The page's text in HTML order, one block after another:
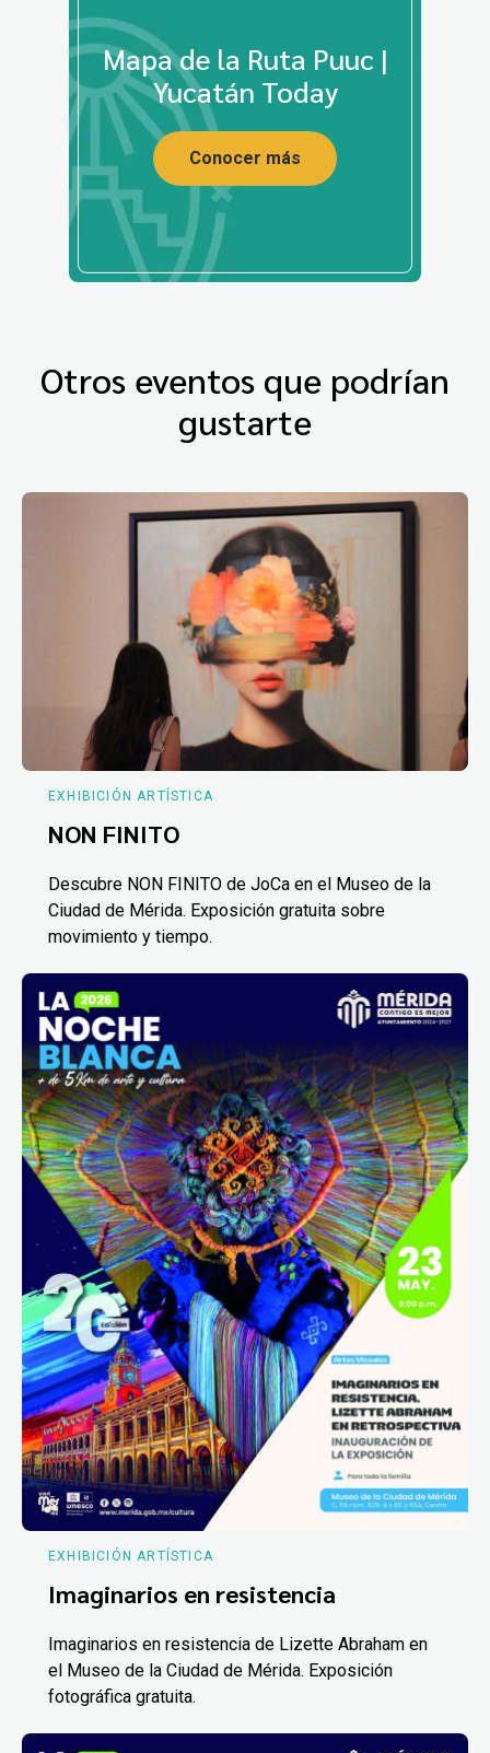
Mapa de la Ruta Puuc |
Yucatán Today
Conocer más
Otros eventos que podrían
gustarte
EXHIBICIÓN ARTÍSTICA
NON FINITO
Descubre NON FINITO de JoCa en el Museo de la
Ciudad de Mérida. Exposición gratuita sobre
movimiento y tiempo.
EXHIBICIÓN ARTÍSTICA
Imaginarios en resistencia
Imaginarios en resistencia de Lizette Abraham en
el Museo de la Ciudad de Mérida. Exposición
fotográfica gratuita.